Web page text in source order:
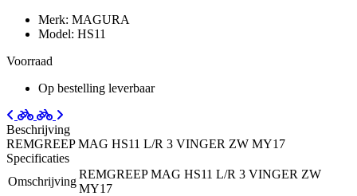
Merk: MAGURA
Model: HS11
Voorraad
Op bestelling leverbaar
Beschrijving
REMGREEP MAG HS11 L/R 3 VINGER ZW MY17
Specificaties
Omschrijving
REMGREEP MAG HS11 L/R 3 VINGER ZW
MY17